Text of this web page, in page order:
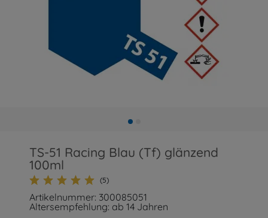
TS-51 Racing Blau (Tf) glänzend
100ml
(5)
Artikelnummer: 300085051
Altersempfehlung: ab 14 Jahren